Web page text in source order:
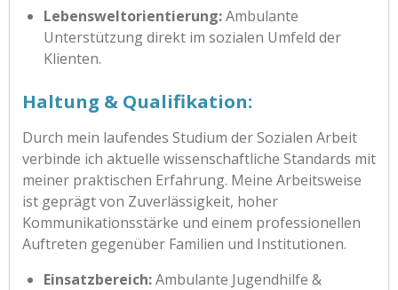
Lebensweltorientierung:Ambulante
Unterstützung direkt im sozialen Umfeld der
Klienten.
Haltung & Qualifikation:
Durch mein laufendes Studium der Sozialen Arbeit
verbinde ich aktuelle wissenschaftliche Standards mit
meiner praktischen Erfahrung. Meine Arbeitsweise
ist geprägt von Zuverlässigkeit, hoher
Kommunikationsstärke und einem professionellen
Auftreten gegenüber Familien und Institutionen.
Einsatzbereich:Ambulante Jugendhilfe &